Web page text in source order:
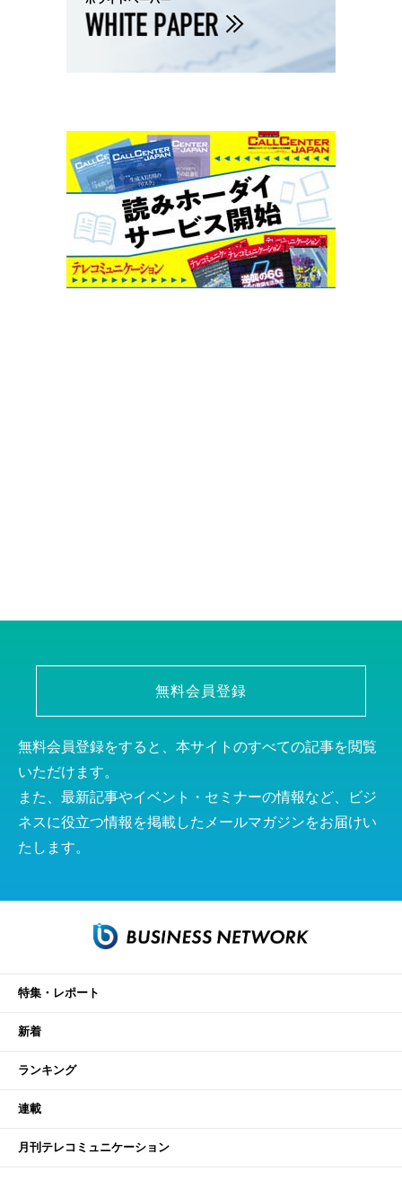
無料会員登録
無料会員登録をすると、本サイトのすべての記事を閲覧
いただけます。
また、最新記事やイベント・セミナーの情報など、ビジ
ネスに役立つ情報を掲載したメールマガジンをお届けい
たします。
特集・レポート
新着
ランキング
連載
月刊テレコミュニケーション